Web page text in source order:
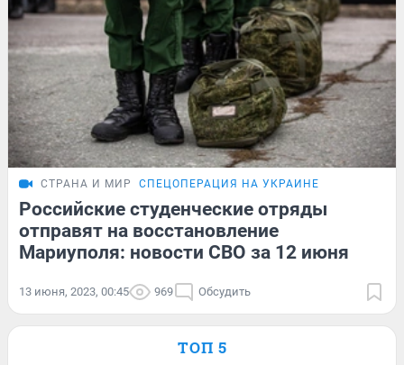
СТРАНА И МИР СПЕЦОПЕРАЦИЯ НА УКРАИНЕ
Российские студенческие отряды
отправят на восстановление
Мариуполя: новости СВО за 12 июня
13 июня, 2023, 00:45 969 Обсудить
ТОП 5